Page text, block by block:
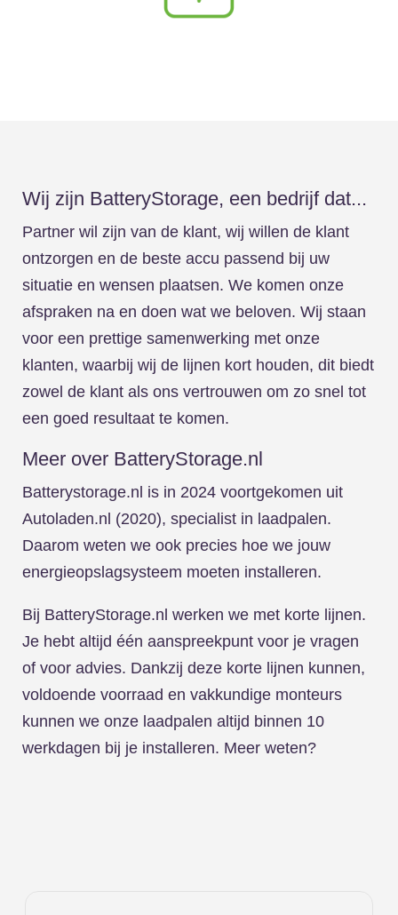
Wij zijn BatteryStorage, een bedrijf dat...
Partner wil zijn van de klant, wij willen de klant
ontzorgen en de beste accu passend bij uw
situatie en wensen plaatsen. We komen onze
afspraken na en doen wat we beloven. Wij staan
voor een prettige samenwerking met onze
klanten, waarbij wij de lijnen kort houden, dit biedt
zowel de klant als ons vertrouwen om zo snel tot
een goed resultaat te komen.
Meer over BatteryStorage.nl
Batterystorage.nl is in 2024 voortgekomen uit
Autoladen.nl (2020), specialist in laadpalen.
Daarom weten we ook precies hoe we jouw
energieopslagsysteem moeten installeren.
Bij BatteryStorage.nl werken we met korte lijnen.
Je hebt altijd één aanspreekpunt voor je vragen
of voor advies. Dankzij deze korte lijnen kunnen,
voldoende voorraad en vakkundige monteurs
kunnen we onze laadpalen altijd binnen 10
werkdagen bij je installeren. Meer weten?